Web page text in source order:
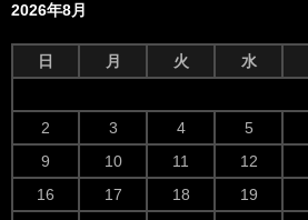
2026年8月
日 月 火 水
2
3 4 5
9
10 11 12
16
17 18 19